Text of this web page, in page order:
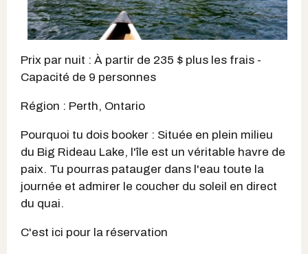
Prix par nuit : À partir de 235 $ plus les frais -
Capacité de 9 personnes
Région : Perth, Ontario
Pourquoi tu dois booker : Située en plein milieu
du Big Rideau Lake, l'île est un véritable havre de
paix. Tu pourras patauger dans l'eau toute la
journée et admirer le coucher du soleil en direct
du quai.
C'est ici pour la réservation